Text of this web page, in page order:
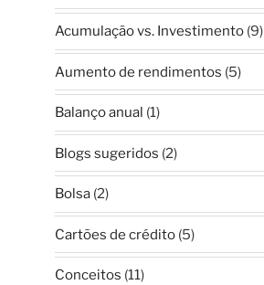
Acumulação vs. Investimento(9)
Aumento de rendimentos (5)
Balanço anual (1)
Blogs sugeridos (2)
Bolsa(2)
Cartões de crédito(5)
Conceitos (11)